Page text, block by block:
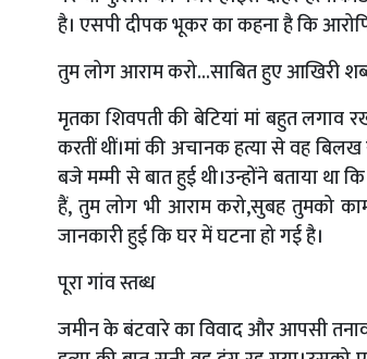
है। एसपी दीपक भूकर का कहना है कि
तुम लोग आराम करो...साबित हुए आखिरी
मृतका शिवपती की बेटियां मां बहुत लगाव
करतीं थीं।मां की अचानक हत्या से वह
बजे मम्मी से बात हुई थी।उन्होंने बताया
हैं, तुम लोग भी आराम करो,सुबह तुमको
जानकारी हुई कि घर में घटना हो गई है।
पूरा गांव स्तब्ध
जमीन के बंटवारे का विवाद और आपसी